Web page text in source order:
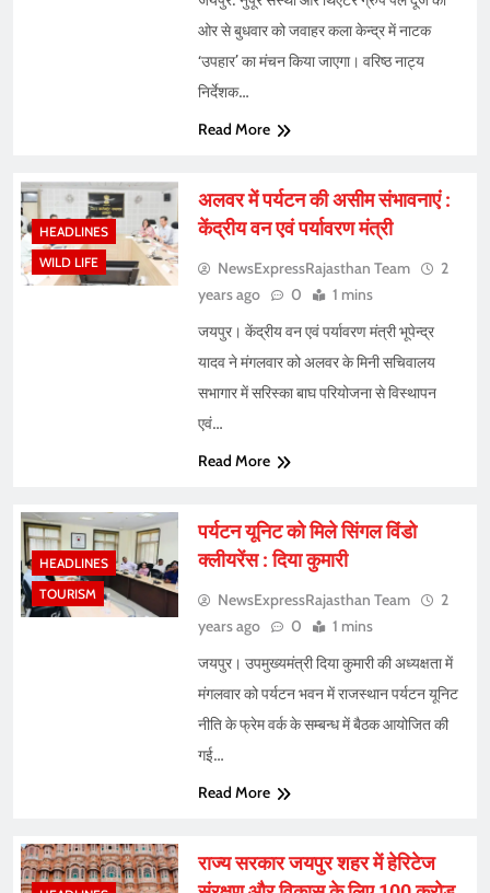
ओर से बुधवार को जवाहर कला केन्द्र में नाटक
‘उपहार’ का मंचन किया जाएगा। वरिष्ठ नाट्य
निर्देशक…
Read More
HEADLINES
WILD LIFE
अलवर में पर्यटन की असीम संभावनाएं :
केंद्रीय वन एवं पर्यावरण मंत्री
NewsExpressRajasthan Team
2
years ago
0 1 mins
जयपुर। केंद्रीय वन एवं पर्यावरण मंत्री भूपेन्द्र
यादव ने मंगलवार को अलवर के मिनी सचिवालय
सभागार में सरिस्का बाघ परियोजना से विस्थापन
एवं…
Read More
HEADLINES
TOURISM
पर्यटन यूनिट को मिले सिंगल विंडो
क्लीयरेंस : दिया कुमारी
NewsExpressRajasthan Team
2
years ago
0 1 mins
जयपुर। उपमुख्यमंत्री दिया कुमारी की अध्यक्षता में
मंगलवार को पर्यटन भवन में राजस्थान पर्यटन यूनिट
नीति के फ्रेम वर्क के सम्बन्ध में बैठक आयोजित की
गई…
Read More
राज्य सरकार जयपुर शहर में हेरिटेज